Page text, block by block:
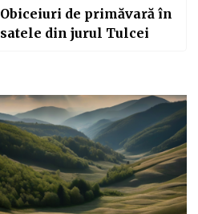
Obiceiuri de primăvară în
satele din jurul Tulcei